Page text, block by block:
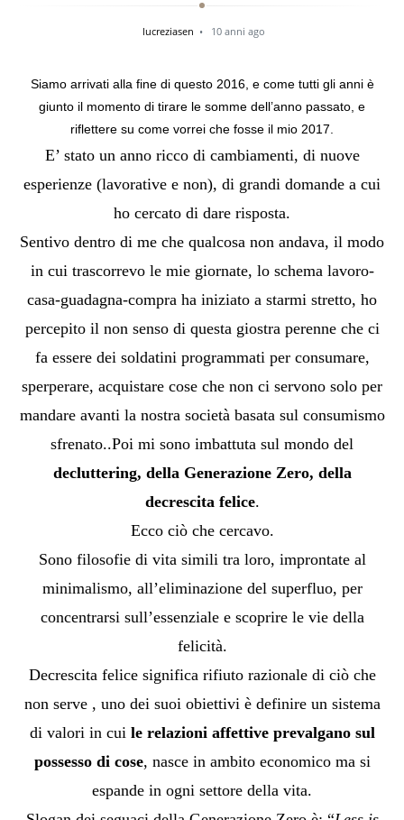
lucreziasen 10 anni ago
Siamo arrivati alla fine di questo 2016, e come tutti gli anni è
giunto il momento di tirare le somme dell’anno passato, e
riflettere su come vorrei che fosse il mio 2017.
E’ stato un anno ricco di cambiamenti, di nuove
esperienze (lavorative e non), di grandi domande a cui
ho cercato di dare risposta.
Sentivo dentro di me che qualcosa non andava, il modo
in cui trascorrevo le mie giornate, lo schema lavoro-
casa-guadagna-compra ha iniziato a starmi stretto, ho
percepito il non senso di questa giostra perenne che ci
fa essere dei soldatini programmati per consumare,
sperperare, acquistare cose che non ci servono solo per
mandare avanti la nostra società basata sul consumismo
sfrenato..Poi mi sono imbattuta sul mondo del
decluttering, della Generazione Zero, della
decrescita felice.
Ecco ciò che cercavo.
Sono filosofie di vita simili tra loro, improntate al
minimalismo, all’eliminazione del superfluo, per
concentrarsi sull’essenziale e scoprire le vie della
felicità.
Decrescita felice significa rifiuto razionale di ciò che
non serve , uno dei suoi obiettivi è definire un sistema
di valori in cui le relazioni affettive prevalgano sul
possesso di cose, nasce in ambito economico ma si
espande in ogni settore della vita.